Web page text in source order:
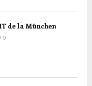
de la München
0